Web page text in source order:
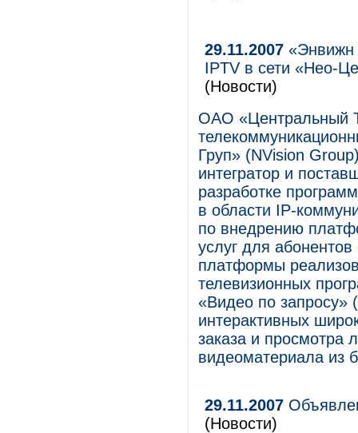
29.11.2007 «Энвижн
IPTV в сети «Нео-
(Новости)
ОАО «Центральный
Груп» (NVision
интегратор и
разработке
в области IP-
по внедрению
услуг для
платформы
телевизионных
«Видео по
интерактивных
заказа и просмотра
видеоматериала из
29.11.2007
(Новости)